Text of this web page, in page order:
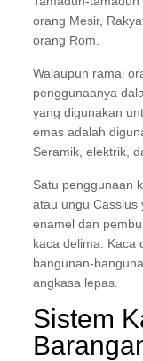
orang Mesir,
orang Rom.
Walaupun ramai
penggunaanya
yang digunakan
emas adalah
Seramik, elektrik,
Satu penggunaan
atau ungu Cassius
enamel dan
kaca delima. Kaca
bangunan-
angkasa lepas.
Sistem